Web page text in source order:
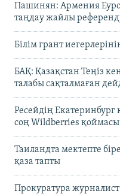
Пашинян: Армения
таңдау жайлы
Білім грант
БАҚ: Қазақстан Теңіз
талабы сақталмаған
Ресейдің
соң Wildberries қоймасы
Таиландта мектепте
қаза тапты
Прокуратура